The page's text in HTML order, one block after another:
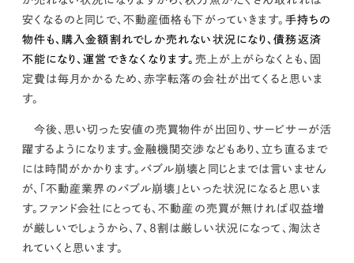
安くなるのと同じで、不動産価格も下がっていきます。 手持ちの
物件も、購入金額割れでしか売れない状況になり、債務返済
不能になり、運営できなくなります。 売上が上がらなくとも、固
定費は毎月かかるため、赤字転落の会社が出てくると思いま
す。
今後、思い切った安値の売買物件が出回り、サービサーが活
躍するようになります。 金融機関交渉などもあり、立ち直るまで
には時間がかかります。バブル崩壊と同じとまでは言いません
が、「不動産業界のバブル崩壊」といった状況になると思いま
す。 ファンド会社にとっても、不動産の売買が無ければ収益増
が厳しいでしょうから、7、8割は厳しい状況になって、淘汰さ
れていくと思います。